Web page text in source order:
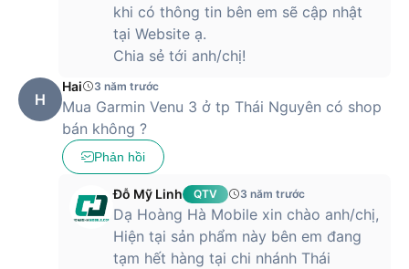
khi có thông tin bên em sẽ cập nhật
tại Website ạ.
Chia sẻ tới anh/chị!
H
Hai 3 năm trước
Mua Garmin Venu 3 ở tp Thái Nguyên có shop
bán không ?
Phản hồi
Đỗ Mỹ Linh QTV 3 năm trước
Dạ Hoàng Hà Mobile xin chào anh/chị,
Hiện tại sản phẩm này bên em đang
tạm hết hàng tại chi nhánh Thái